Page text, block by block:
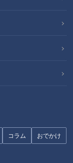
コラム おでかけ
注目！女性が働き
職場の見つけ方と